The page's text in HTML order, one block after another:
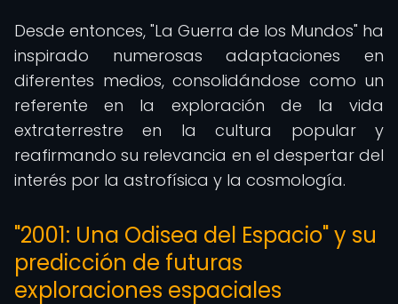
Desde entonces, "La Guerra de los Mundos" ha
inspirado numerosas adaptaciones en
diferentes medios, consolidándose como un
referente en la exploración de la vida
extraterrestre en la cultura popular y
reafirmando su relevancia en el despertar del
interés por la astrofísica y la cosmología.
"2001: Una Odisea del Espacio" y su
predicción de futuras
exploraciones espaciales